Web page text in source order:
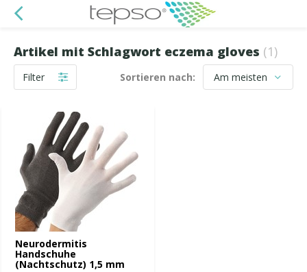
Artikel mit Schlagwort eczema gloves (1)
Filter Sortieren nach:
Neurodermitis
Handschuhe
(Nachtschutz) 1,5 mm